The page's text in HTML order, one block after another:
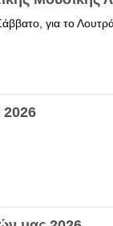
για το
2026